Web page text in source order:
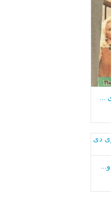
ازدواج با کودکان فصل 1 دی وی دی مجموعه-جدید / مهر و موم شده
زنبورها مرگبار (1966) دی وی دی صفحه عریض